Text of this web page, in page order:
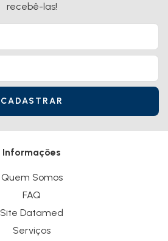
recebê-las!
Informações
Quem Somos
FAQ
Site Datamed
Serviços